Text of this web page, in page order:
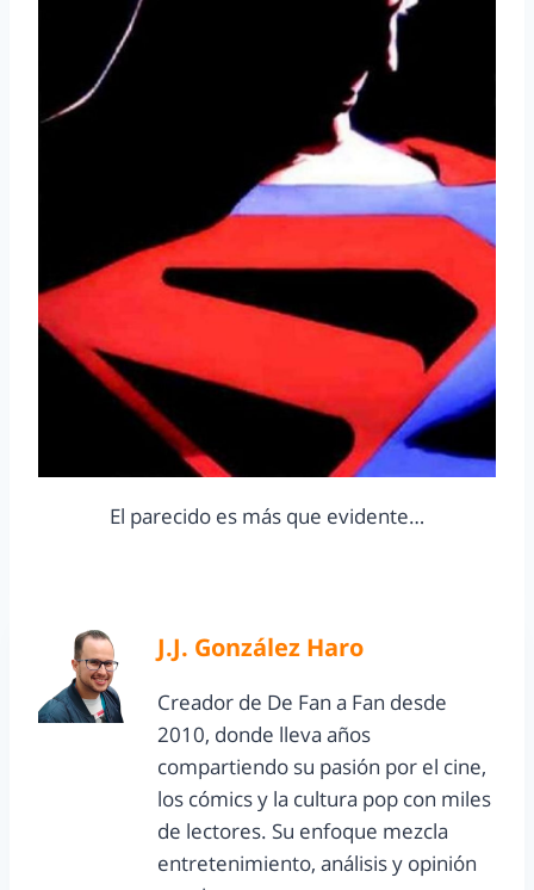
El parecido es más que evidente…
J.J. González Haro
Creador de De Fan a Fan desde
2010, donde lleva años
compartiendo su pasión por el cine,
los cómics y la cultura pop con miles
de lectores. Su enfoque mezcla
entretenimiento, análisis y opinión